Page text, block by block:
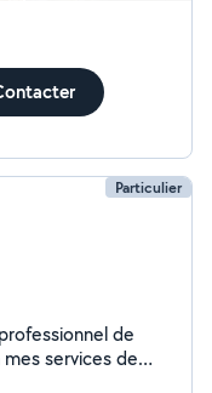
Particulier
de
services de